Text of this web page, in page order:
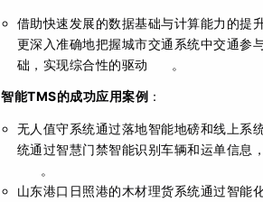
借助快速发展的数据基础与计算能力的提
更深入准确地把握城市交通系统中交通参
础，实现综合性的驱动
。
智能TMS的成功应用案例 ：
无人值守系统通过落地智能地磅和线上系
统通过智慧门禁智能识别车辆和运单信息
。
山东港口日照港的木材理货系统通过智能